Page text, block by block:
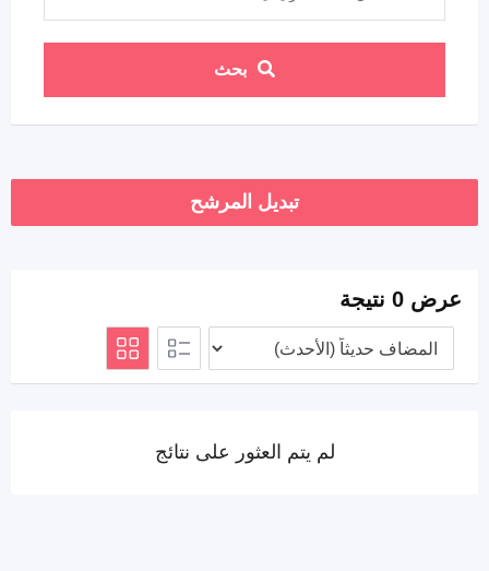
بحث
تبديل المرشح
عرض 0 نتيجة
لم يتم العثور على نتائج